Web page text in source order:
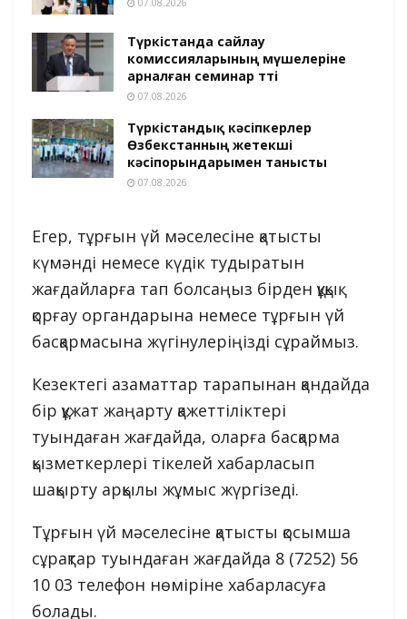
07.08.2026
Түркістанда сайлау
комиссияларының мүшелеріне
арналған семинар өтті
07.08.2026
Түркістандық кәсіпкерлер
Өзбекстанның жетекші
кәсіпорындарымен танысты
07.08.2026
Егер, тұрғын үй мәселесіне қатысты
күмәнді немесе күдік тудыратын
жағдайларға тап болсаңыз бірден құқық
қорғау органдарына немесе тұрғын үй
басқармасына жүгінулеріңізді сұраймыз.
Кезектегі азаматтар тарапынан қандайда
бір құжат жаңарту қажеттіліктері
туындаған жағдайда, оларға басқарма
қызметкерлері тікелей хабарласып
шақырту арқылы жұмыс жүргізеді.
Тұрғын үй мәселесіне қатысты қосымша
сұрақтар туындаған жағдайда 8 (7252) 56
10 03 телефон нөміріне хабарласуға
болады.